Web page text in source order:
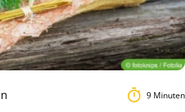
9 Minuten